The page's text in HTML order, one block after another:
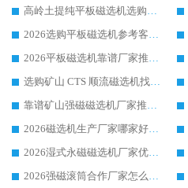
高岭土提纯平板磁选机选购指南，优选华体会手机网页版-华体会(中国) 靠谱生产厂家
2026选购平板磁选机参考客户真实体验，华体会手机网页版-华体会(中国) 厂家行业口碑排名前列
2026平板磁选机靠谱厂家推荐_ 华体会手机网页版-华体会(中国) 凭借良好口碑获得众多客户认可
选购矿山 CTS 顺流磁选机找实体厂家，华体会手机网页版-华体会(中国) 按需定制设备配套完善售后
靠谱矿山强磁磁选机厂家推荐 2026客户真实使用心得分享
2026磁选机生产厂家哪家好?众多客户使用体验分享华体会手机网页版-华体会(中国)
2026湿式永磁磁选机厂家优选华体会手机网页版-华体会(中国) _客户真实使用心得分享
2026强磁滚筒合作厂家怎么选-华体会手机网页版-华体会(中国) 行业优质供应商参考指南